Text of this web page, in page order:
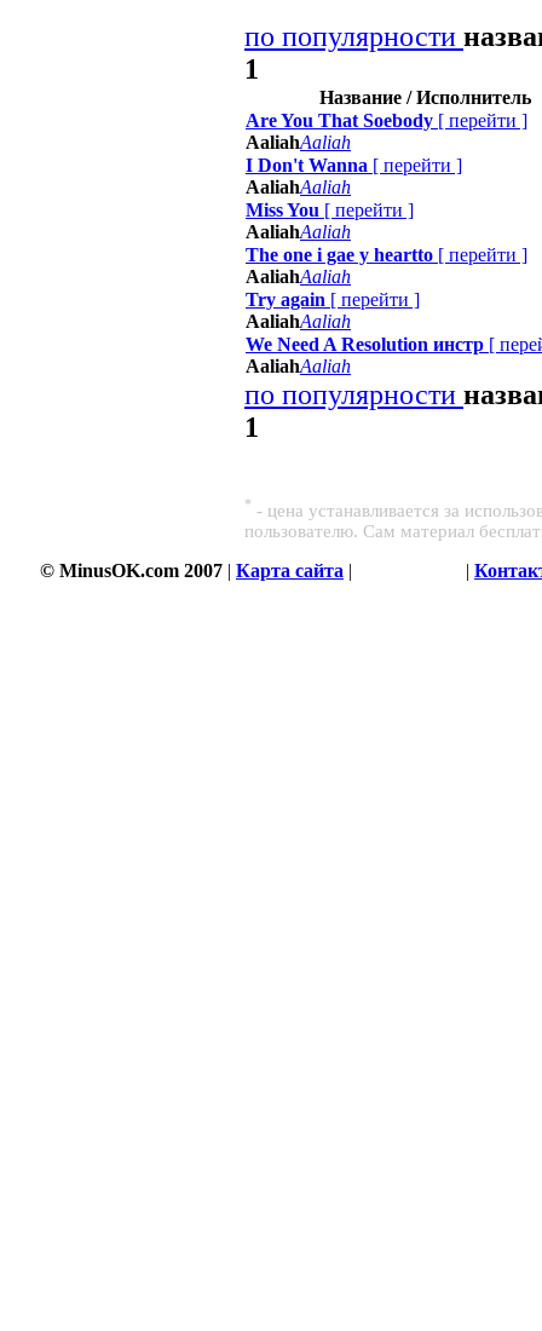
по популярности
1
Название / Исполнитель
Are You That Soebody [ перейти ]
AaliahAaliah
I Don't Wanna [ перейти ]
AaliahAaliah
Miss You [ перейти ]
AaliahAaliah
The one i gae y heartto [ перейти ]
AaliahAaliah
Try again [ перейти ]
AaliahAaliah
We Need A Resolution инстр [
AaliahAaliah
по популярности
1
* - цена устанавливается за
пользователю. Сам материал
© MinusOK.com 2007 | Карта сайта | |